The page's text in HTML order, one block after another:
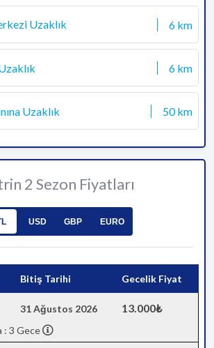
Uzaklık 6 km
6 km
Uzaklık 50 km
2 Sezon Fiyatları
USD GBP EURO
Bitiş Tarihi Gecelik Fiyat
31 Ağustos 2026 13.000₺
: 3 Gece